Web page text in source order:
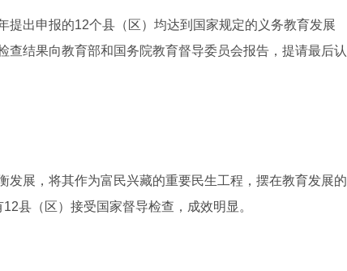
出申报的12个县（区）均达到国家规定的义务教育发展
结果向教育部和国务院教育督导委员会报告，提请最后认
展，将其作为富民兴藏的重要民生工程，摆在教育发展的
县（区）接受国家督导检查，成效明显。